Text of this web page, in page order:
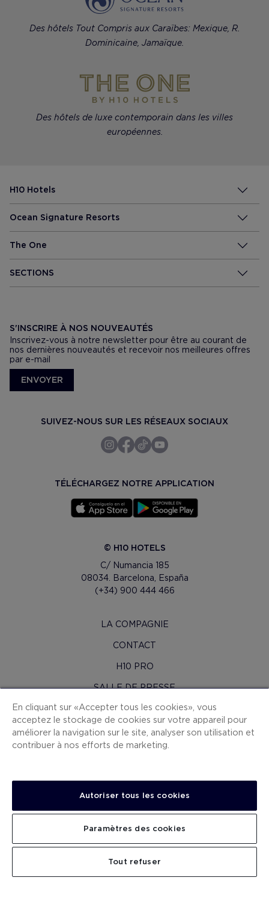
CHERCHER
Des hôtels Tout Compris aux Caraïbes: Mexique, R.
Dominicaine, Jamaïque.
Des hôtels de luxe contemporain dans les villes
européennes.
H10 Hotels
Ocean Signature Resorts
The One
SECTIONS
S'INSCRIRE À NOS NOUVEAUTÉS
Inscrivez-vous à notre newsletter pour être au courant de
nos dernières nouveautés et recevoir nos meilleures offres
par e-mail
ENVOYER
SUIVEZ-NOUS SUR LES RÉSEAUX SOCIAUX
TÉLÉCHARGEZ NOTRE APPLICATION
© H10 HOTELS
C/ Numancia 185
08034. Barcelona, España
(+34) 900 444 466
LA COMPAGNIE
CONTACT
H10 PRO
SALLE DE PRESSE
PLAN DU SITE
CONDITIONS CONTRAT
COOKIES
MENTIONS LÉGALES
CANAL DE DÉNONCIATION
TRAVAILLEZ AVEC NOUS
..
En cliquant sur « Accepter tous les cookies », vous
acceptez le stockage de cookies sur votre appareil pour
améliorer la navigation sur le site, analyser son utilisation et
contribuer à nos efforts de marketing.
Autoriser tous les cookies
Tout refuser
Paramètres des cookies